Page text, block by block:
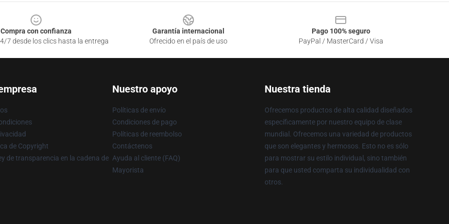
Compra con confianza
7 desde los clics hasta la entrega
Garantía internacional
Ofrecido en el país de uso
Pago 100% seguro
PayPal / MasterCard / Visa
de Copyright
de transparencia en la cadena de
Nuestro apoyo
Políticas de envío
Condiciones de pago
Políticas de reembolso
Contáctenos
Ayuda al cliente (FAQ)
Mayorista
Nuestra tienda
Ofrecemos productos de alta calidad diseñados
específicamente por nuestro equipo de clase
mundial. Ofrecemos una variedad de productos
que son elegantes y hermosos. Esto no es sólo
para mostrar su estilo individual, sino también
para que usted comparta su individualidad con
otros.